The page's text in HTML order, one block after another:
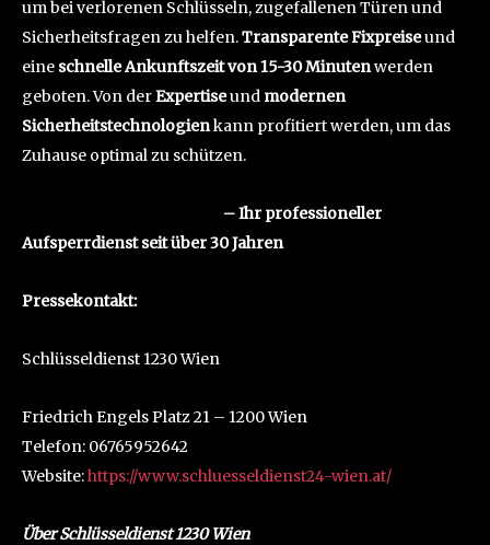
um bei verlorenen Schlüsseln, zugefallenen Türen und
Sicherheitsfragen zu helfen.Transparente Fixpreiseund
eine schnelle Ankunftszeit von 15-30 Minutenwerden
geboten. Von derExpertiseund modernen
Sicherheitstechnologienkann profitiert werden, um das
Zuhause optimal zu schützen.
– Ihr professioneller
Aufsperrdienst seit über 30 Jahren
Pressekontakt:
Schlüsseldienst 1230 Wien
Friedrich Engels Platz 21 – 1200 Wien
Telefon: 06765952642
Website:https://www.schluesseldienst24-wien.at/
Über Schlüsseldienst 1230 Wien